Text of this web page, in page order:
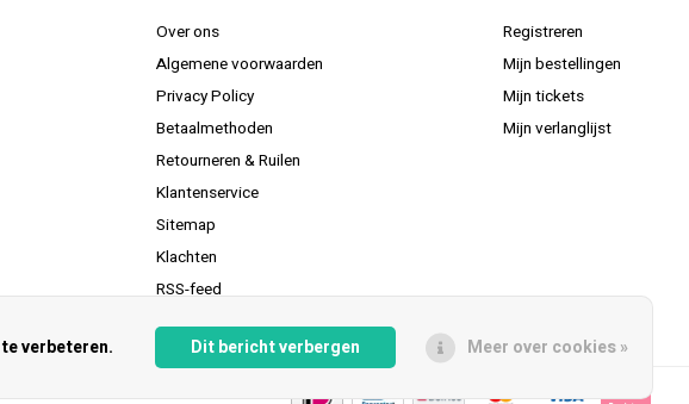
Over ons
Algemene voorwaarden
Privacy Policy
Betaalmethoden
Retourneren & Ruilen
Klantenservice
Sitemap
Klachten
RSS-feed
Registreren
Mijn bestellingen
Mijn tickets
Mijn verlanglijst
verbeteren. Dit bericht verbergen Meer over cookies »